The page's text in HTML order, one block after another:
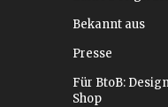
Bekannt aus
Presse
Für BtoB:
Shop